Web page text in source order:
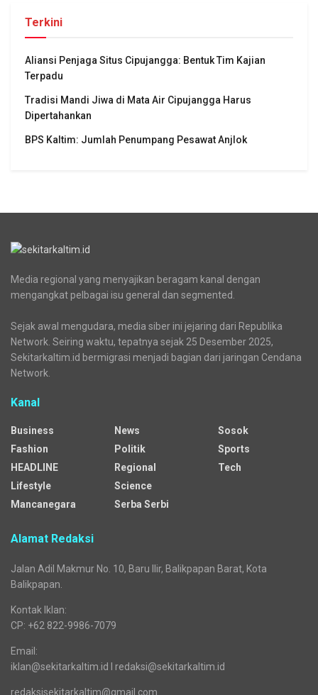
Terkini
Aliansi Penjaga Situs Cipujangga: Bentuk Tim Kajian
Terpadu
Tradisi Mandi Jiwa di Mata Air Cipujangga Harus
Dipertahankan
BPS Kaltim: Jumlah Penumpang Pesawat Anjlok
Media regional yang menyajikan beragam kanal dengan
mengangkat pelbagai isu general dan segmented.
Sejak awal mengudara, media siber ini jejaring dari Republika
Network. Seiring waktu, tepatnya sejak 25 Desember 2025,
Sekitarkaltim.id bermigrasi menjadi bagian dari jaringan Cendana
Network.
Kanal
Business
Fashion
HEADLINE
Lifestyle
Mancanegara
News
Politik
Regional
Science
Serba Serbi
Sosok
Sports
Tech
Alamat Redaksi
Jalan Adil Makmur No. 10, Baru Ilir, Balikpapan Barat, Kota
Balikpapan.
Kontak Iklan:
CP: +62 822-9986-7079
Email:
iklan@sekitarkaltim.id I redaksi@sekitarkaltim.id
redaksisekitarkaltim@gmail.com